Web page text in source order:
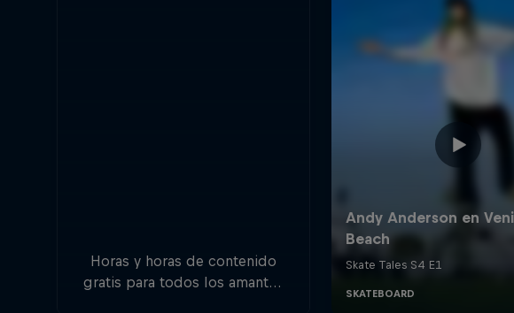
Horas y horas de contenido
gratis para todos los amantes